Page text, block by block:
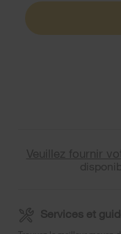
Veuillez fournir
Services et